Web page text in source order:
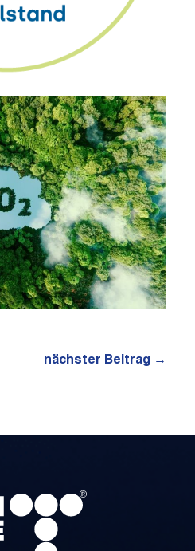
nächster Beitrag →